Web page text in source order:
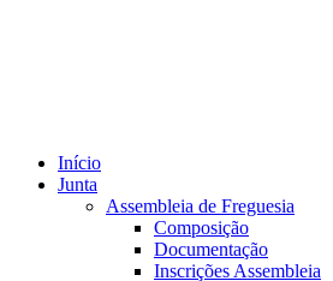
Início
Junta
Assembleia de Freguesia
Composição
Documentação
Inscrições Assembleia